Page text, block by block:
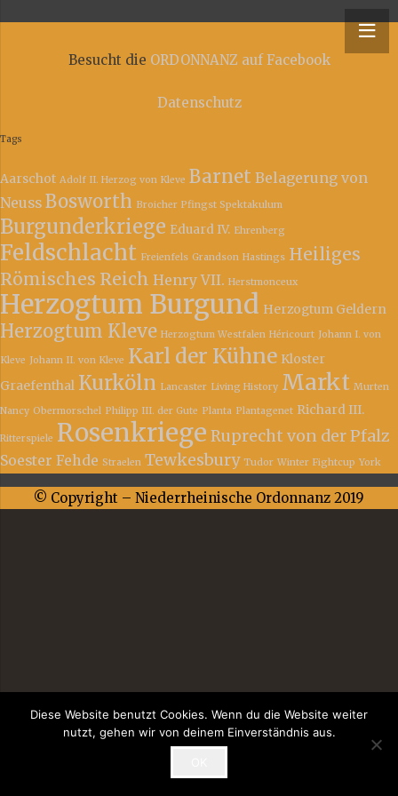
Niederrheinische Ordonnanz
Besucht die ORDONNANZ auf Facebook
Datenschutz
Tags
Aarschot Adolf II. Herzog von Kleve Barnet Belagerung von
Neuss Bosworth Broicher Pfingst Spektakulum
Burgunderkriege Eduard IV. Ehrenberg
Feldschlacht Freienfels Grandson Hastings Heiliges
Römisches Reich Henry VII. Herstmonceux
Herzogtum Burgund Herzogtum Geldern
Herzogtum Kleve Herzogtum Westfalen Héricourt Johann I. von
Kleve Johann II. von Kleve Karl der Kühne Kloster
Graefenthal Kurköln Lancaster Living History Markt Murten
Nancy Obermorschel Philipp III. der Gute Planta Plantagenet Richard III.
Ritterspiele Rosenkriege Ruprecht von der Pfalz
Soester Fehde Straelen Tewkesbury Tudor Winter Fightcup York
© Copyright – Niederrheinische Ordonnanz 2019
Diese Website benutzt Cookies. Wenn du die Website weiter
nutzt, gehen wir von deinem Einverständnis aus.